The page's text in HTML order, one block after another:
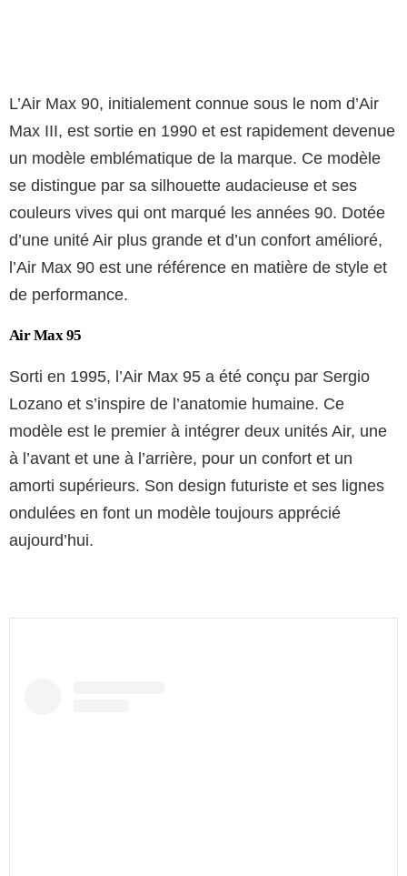
L’Air Max 90, initialement connue sous le nom d’Air
Max III, est sortie en 1990 et est rapidement devenue
un modèle emblématique de la marque. Ce modèle
se distingue par sa silhouette audacieuse et ses
couleurs vives qui ont marqué les années 90. Dotée
d’une unité Air plus grande et d’un confort amélioré,
l’Air Max 90 est une référence en matière de style et
de performance.
Air Max 95
Sorti en 1995, l’Air Max 95 a été conçu par Sergio
Lozano et s’inspire de l’anatomie humaine. Ce
modèle est le premier à intégrer deux unités Air, une
à l’avant et une à l’arrière, pour un confort et un
amorti supérieurs. Son design futuriste et ses lignes
ondulées en font un modèle toujours apprécié
aujourd’hui.